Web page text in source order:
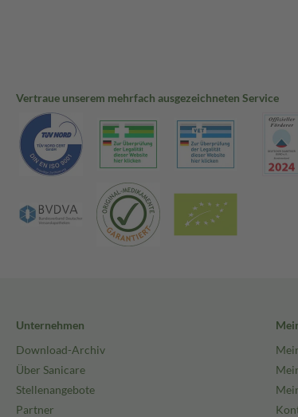
Vertraue unserem mehrfach ausgezeichneten Service
Unternehmen
Download-Archiv
Über Sanicare
Stellenangebote
Partner